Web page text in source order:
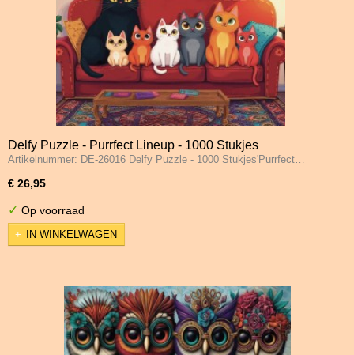
Delfy Puzzle - Purrfect Lineup - 1000 Stukjes
Artikelnummer: DE-26016 Delfy Puzzle - 1000 Stukjes'Purrfect…
€ 26,95
✓ Op voorraad
IN WINKELWAGEN